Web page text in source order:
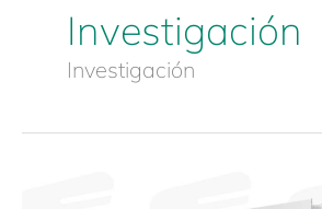
Investigación
Investigación